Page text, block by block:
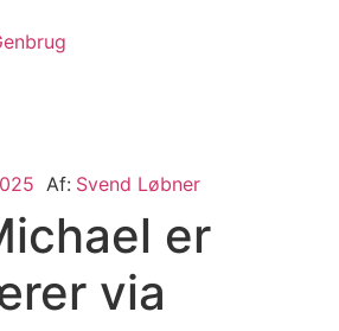
Af: Svend Løbner
er
via